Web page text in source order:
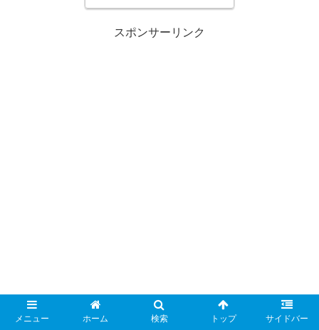
スポンサーリンク
メニュー ホーム 検索 トップ サイドバー